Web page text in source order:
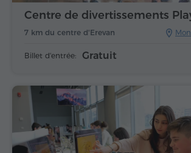
7 km du centre d'Erevan
Centre de divertissements
Billet d'entrée: Gratuit